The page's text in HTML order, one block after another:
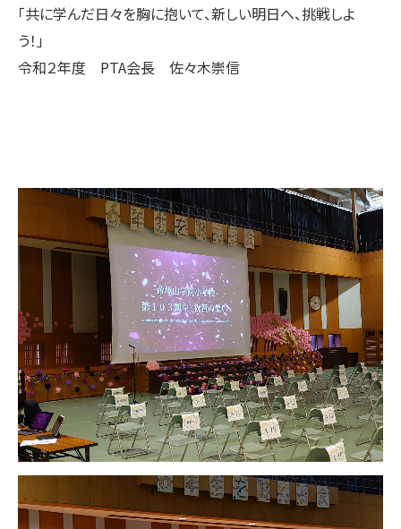
「共に学んだ日々を胸に抱いて、新しい明日へ、挑戦しよ
う！」
令和２年度 PTA会長 佐々木崇信